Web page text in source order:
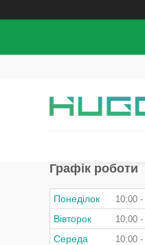
Графік роботи
Понеділок 10:00
Вівторок 10:00
Середа 10:00